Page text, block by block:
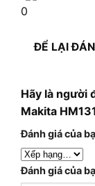
0
ĐỂ LẠI
Hãy là người
Makita
Đánh giá của
Đánh giá của